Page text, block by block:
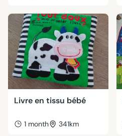
Livre en tissu bébé
1 month 341km